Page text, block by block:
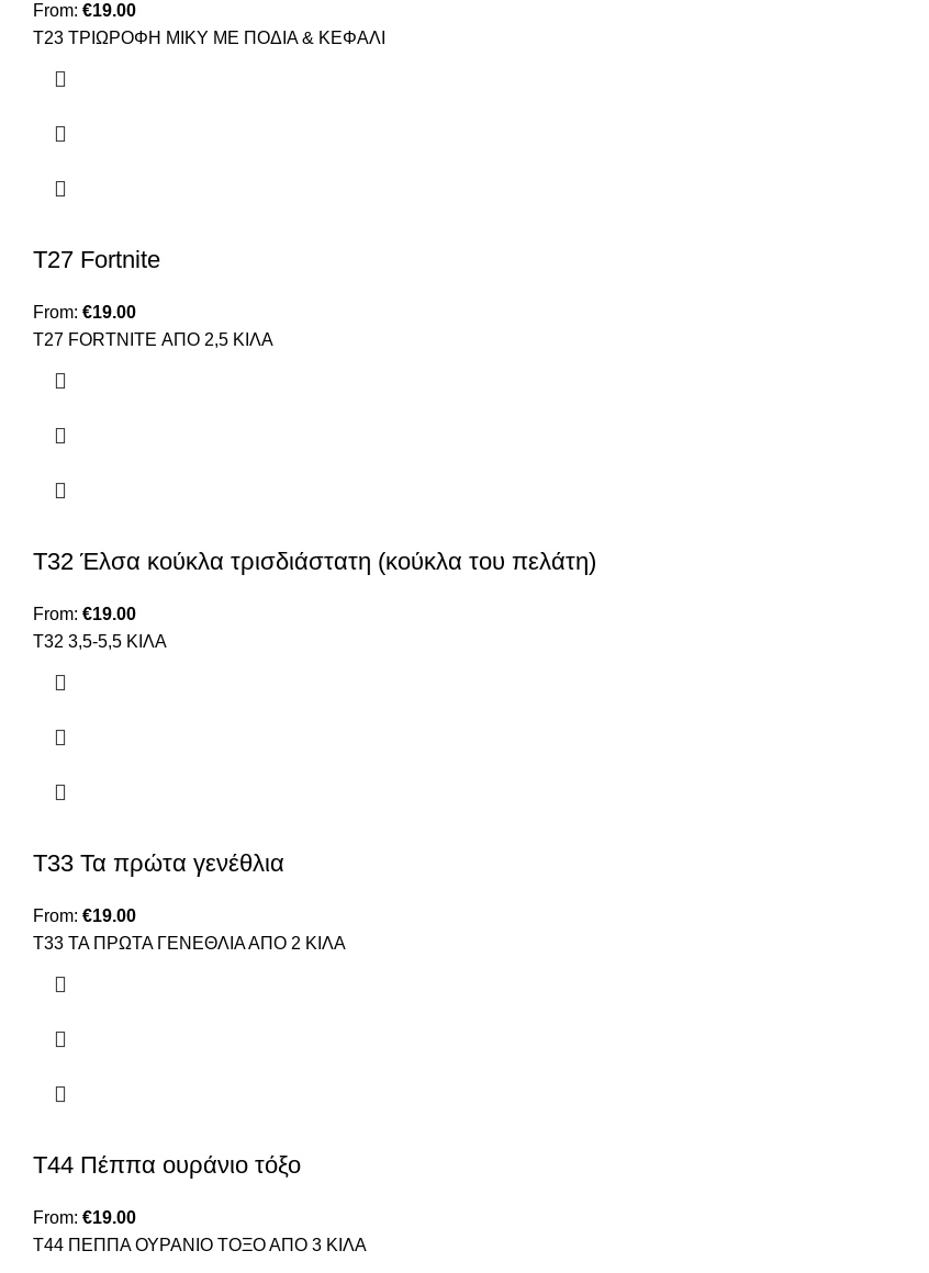
From: €19.00
T23 TΡΙΩΡΟΦΗ ΜΙΚΥ ΜΕ ΠΟΔΙΑ & ΚΕΦΑΛΙ
T27 Fortnite
From: €19.00
Τ27 FORTNITE ΑΠΟ 2,5 ΚΙΛΑ
Τ32 Έλσα κούκλα τρισδιάστατη (κούκλα του πελάτη)
From: €19.00
T32 3,5-5,5 ΚΙΛΑ
Τ33 Τα πρώτα γενέθλια
From: €19.00
Τ33 ΤΑ ΠΡΩΤΑ ΓΕΝΕΘΛΙΑ ΑΠΟ 2 ΚΙΛΑ
Τ44 Πέππα ουράνιο τόξο
From: €19.00
Τ44 ΠΕΠΠΑ ΟΥΡΑΝΙΟ ΤΟΞΟ ΑΠΟ 3 ΚΙΛΑ